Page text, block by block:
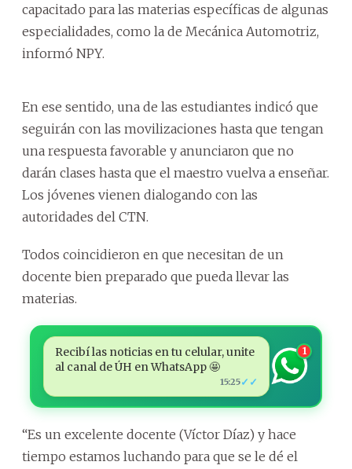
capacitado para las materias específicas de algunas
especialidades, como la de Mecánica Automotriz,
informó NPY.
En ese sentido, una de las estudiantes indicó que
seguirán con las movilizaciones hasta que tengan
una respuesta favorable y anunciaron que no
darán clases hasta que el maestro vuelva a enseñar.
Los jóvenes vienen dialogando con las
autoridades del CTN.
Todos coincidieron en que necesitan de un
docente bien preparado que pueda llevar las
materias.
Recibí las noticias en tu celular, unite
al canal de ÚH en WhatsApp 🤩
15:25✓✓
1
“Es un excelente docente (Víctor Díaz) y hace
tiempo estamos luchando para que se le dé el